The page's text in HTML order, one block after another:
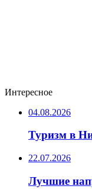
Интересное
04.08.2026
Туризм в
22.07.2026
Лучшие